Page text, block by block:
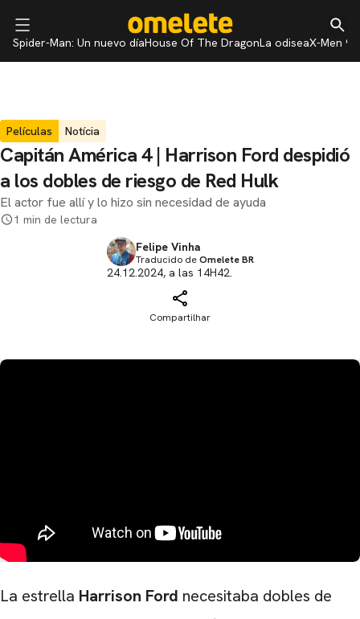
Spider-Man: Un nuevo díaHouse Of The DragonLa odiseaX-Men 97
Películas Notícia
Capitán América 4 | Harrison Ford despidió
a los dobles de riesgo de Red Hulk
El actor fue allí y lo hizo sin necesidad de ayuda
1 min de lectura
Felipe Vinha
Traducido deOmelete BR
24.12.2024, a las 14H42.
Compartilhar
La estrella Harrison Ford necesitaba dobles de